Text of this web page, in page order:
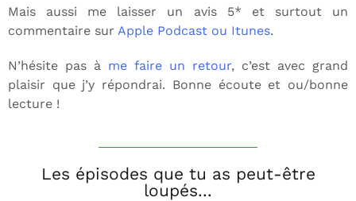
Mais aussi me laisser un avis 5* et surtout un
commentaire sur Apple Podcast ou Itunes.
N’hésite pas à me faire un retour, c’est avec grand
plaisir que j’y répondrai. Bonne écoute et ou/bonne
lecture !
Les épisodes que tu as peut-être
loupés...